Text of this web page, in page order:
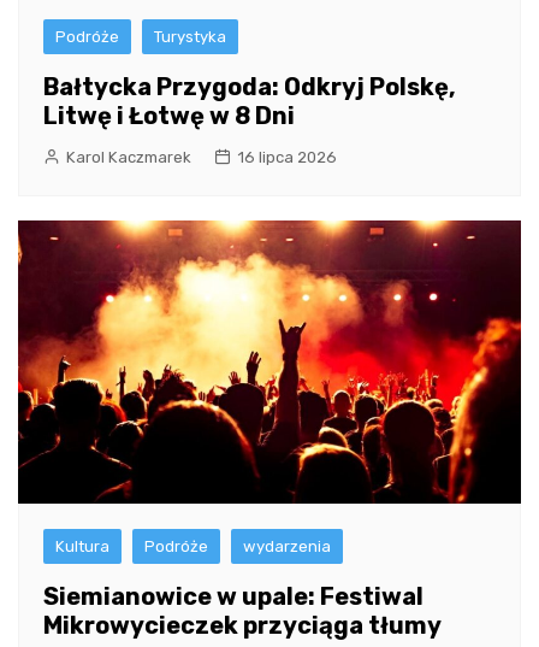
Podróże Turystyka
Bałtycka Przygoda: Odkryj Polskę,
Litwę i Łotwę w 8 Dni
Karol Kaczmarek 16 lipca 2026
Kultura Podróże wydarzenia
Siemianowice w upale: Festiwal
Mikrowycieczek przyciąga tłumy